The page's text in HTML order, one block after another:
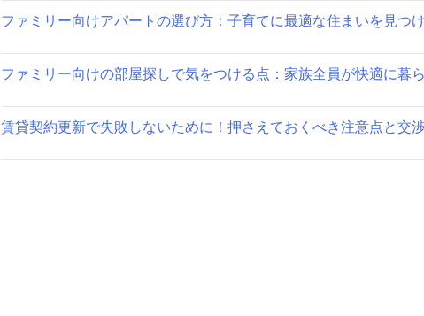
シ
ン
ファミリー向けアパートの選び方：子育てに最適な住まいを見つ
ファミリー向けの部屋探しで気をつける点：家族全員が快適に暮
賃貸契約更新で失敗しないために！押さえておくべき注意点と交